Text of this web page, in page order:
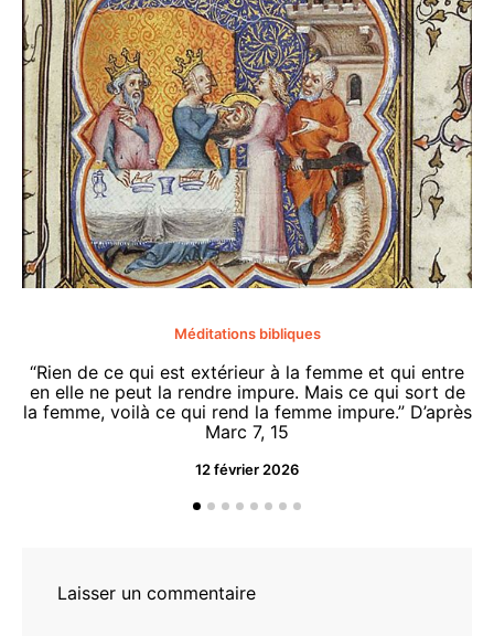
Méditations bibliques
“Rien de ce qui est extérieur à la femme et qui entre
en elle ne peut la rendre impure. Mais ce qui sort de
la femme, voilà ce qui rend la femme impure.” D’après
Marc 7, 15
12 février 2026
Laisser un commentaire